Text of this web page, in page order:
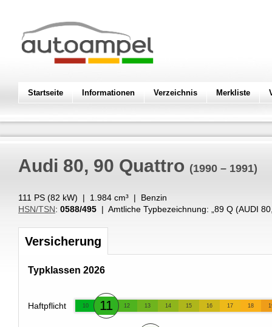
Startseite Informationen Verzeichnis Merkliste
Audi 80, 90 Quattro (1990 – 1991)
111 PS (82 kW) | 1.984 cm³ | Benzin
HSN/TSN: 0588/495 | Amtliche Typbezeichnung: „ 89 Q (AUDI
Versicherung
Typklassen 2026
Haftpflicht 10 11 12 13 14 15 16 17 18